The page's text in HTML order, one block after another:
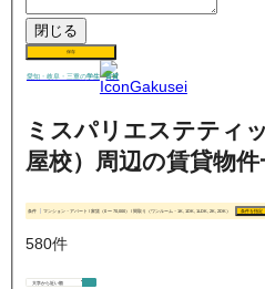
閉じる
保存
愛知・岐阜・三重の学生 賃貸
ミスパリエステティ
屋校）周辺の賃貸物件
条件 マンション・アパート / 家賃（0 〜 70,000） / 間取り（ワンルーム・1K, 1DK, 1LDK, 2K, 2DK） 条件を指定
580件